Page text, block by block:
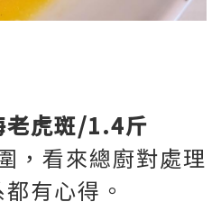
老虎斑/1.4斤
，看來總廚對處理
有心得。